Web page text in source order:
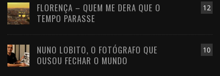
12
FLORENÇA – QUEM ME DERA QUE O
TEMPO PARASSE
10
NUNO LOBITO, O FOTÓGRAFO QUE
OUSOU FECHAR O MUNDO